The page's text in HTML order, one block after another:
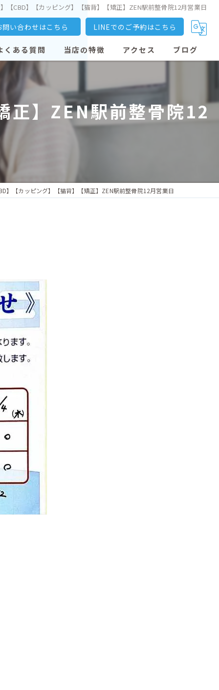
】【CBD】【カッピング】【猫背】【矯正】ZEN駅前整骨院12月営業日
問い合わせはこちら LINEでのご予約はこちら
くある質問 当店の特徴
交通事故
骨盤矯正
アクセス ブログ
正】ZEN駅前整骨院12
】【カッピング】【猫背】【矯正】ZEN駅前整骨院12月営業日